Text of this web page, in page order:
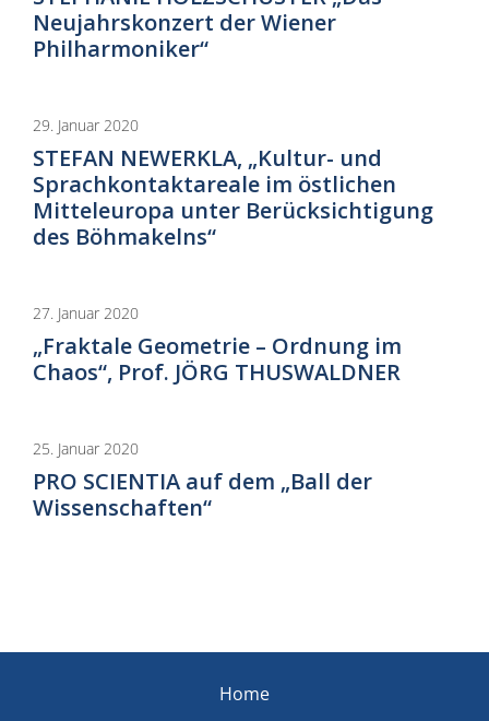
Neujahrskonzert der Wiener
Philharmoniker“
29. Januar 2020
STEFAN NEWERKLA, „Kultur- und
Sprachkontaktareale im östlichen
Mitteleuropa unter Berücksichtigung
des Böhmakelns“
27. Januar 2020
„Fraktale Geometrie – Ordnung im
Chaos“, Prof. JÖRG THUSWALDNER
25. Januar 2020
PRO SCIENTIA auf dem „Ball der
Wissenschaften“
Home